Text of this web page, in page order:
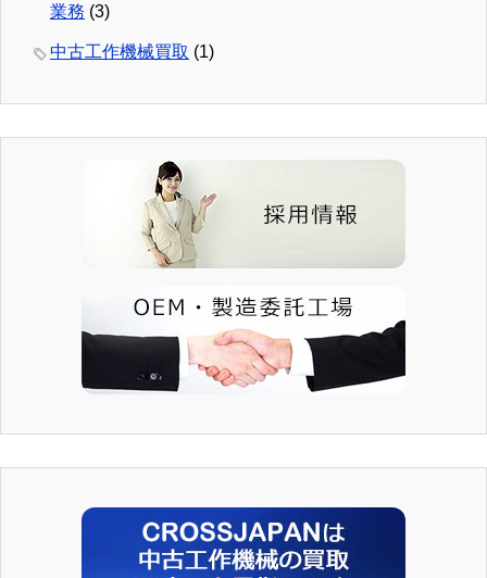
業務 (3)
中古工作機械買取 (1)